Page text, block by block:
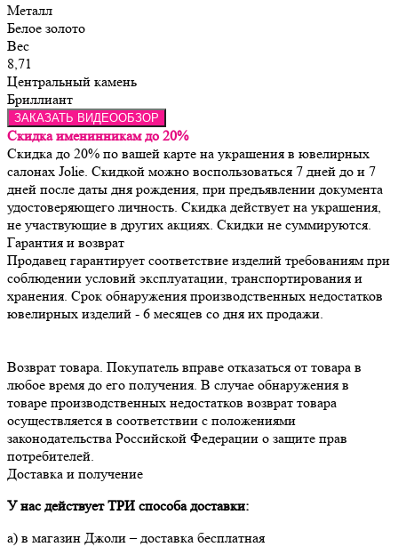
Металл
Белое золото
Вес
8,71
Центральный камень
Бриллиант
ЗАКАЗАТЬ ВИДЕООБЗОР
Скидка именинникам до 20%
Скидка до 20% по вашей карте на украшения в ювелирных
салонах Jolie. Скидкой можно воспользоваться 7 дней до и 7
дней после даты дня рождения, при предъявлении документа
удостоверяющего личность. Скидка действует на украшения,
не участвующие в других акциях. Скидки не суммируются.
Гарантия и возврат
Продавец гарантирует соответствие изделий требованиям при
соблюдении условий эксплуатации, транспортирования и
хранения. Срок обнаружения производственных недостатков
Возврат товара. Покупатель вправе отказаться от товара в
любое время до его получения. В случае обнаружения в
товаре производственных недостатков возврат товара
осуществляется в соответствии с положениями
законодательства Российской Федерации о защите прав
потребителей.
Доставка и получение
У нас действует ТРИ способа доставки:
а) в магазин Джоли – доставка бесплатная